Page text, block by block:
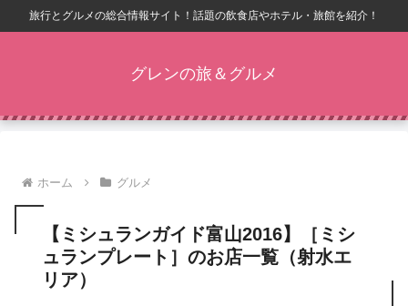
旅行とグルメの総合情報サイト！話題の飲食店やホテル・旅館を紹介！
グレンの旅＆グルメ
ホーム グルメ
【ミシュランガイド富山2016】［ミシ
ュランプレート］のお店一覧（射水エ
リア）